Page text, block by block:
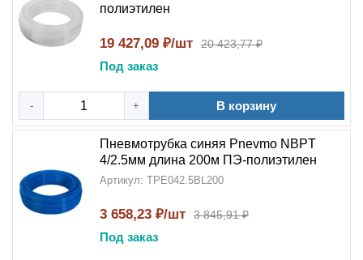
полиэтилен
19 427,09 ₽/шт 20 423,77 ₽
Под заказ
- + В корзину
Пневмотрубка синяя Pnevmo NBPT
4/2.5мм длина 200м ПЭ-полиэтилен
Артикул: TPE042.5BL200
3 658,23 ₽/шт 3 845,91 ₽
Под заказ